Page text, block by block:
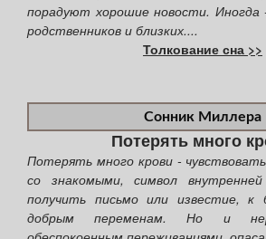
порадуют хорошие новости.
родственников и близких....
Толкование сна >>
Сонник Миллера
Потерять много
Потерять много крови -
со знакомыми, символ
получить письмо или известие, к
добрым переменам. Но и